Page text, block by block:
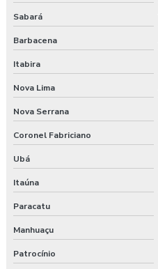
Sabará
Barbacena
Itabira
Nova Lima
Nova Serrana
Coronel Fabriciano
Ubá
Itaúna
Paracatu
Manhuaçu
Patrocínio